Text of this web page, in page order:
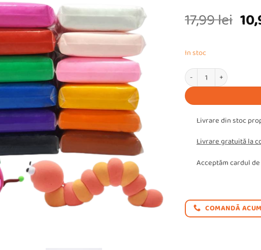
17,99lei
In stoc
Cantitate Set plastilina
Livrare din stoc
Livrare gratuită la
Acceptăm cardul
COMANDĂ